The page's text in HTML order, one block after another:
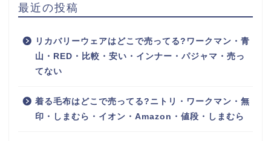
最近の投稿
リカバリーウェアはどこで売ってる?ワークマン・青
山・RED・比較・安い・インナー・パジャマ・売っ
てない
着る毛布はどこで売ってる?ニトリ・ワークマン・無
印・しまむら・イオン・Amazon・値段・しまむら